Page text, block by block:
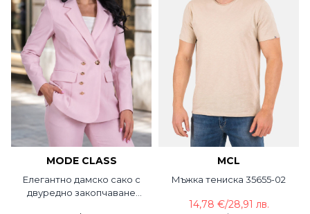
MODE CLASS
Елегантно дамско сако с
двуредно закопчаване
MCL
Мъжка тениска 35655-02
14,78 €/28,91 лв.